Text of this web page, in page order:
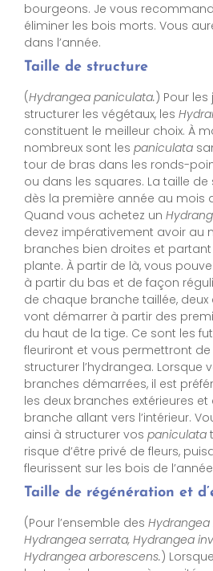
bourgeons. Je vous
éliminer les bois morts. Vous
dans l’année.
Taille de structure
(Hydrangea paniculata.) Pour
structurer les végétaux, les
constituent le meilleur choix. À
nombreux sont les paniculata
tour de bras dans les ronds-
ou dans les squares. La taille
dès la première année au mois
Quand vous achetez un
devez impérativement avoir au
branches bien droites et
plante. À partir de là, vous
à partir du bas et de façon
de chaque branche taillée,
vont démarrer à partir des
du haut de la tige. Ce sont les
fleuriront et vous permettront
structurer l’hydrangea. Lorsque
branches démarrées, il est
les deux branches extérieures
branche allant vers l’intérieur.
ainsi à structurer vos paniculata
risque d’être privé de fleurs,
fleurissent sur les bois de
Taille de régénération et
(Pour l’ensemble des
Hydrangea serrata, Hydrangea
Hydrangea arborescens.)